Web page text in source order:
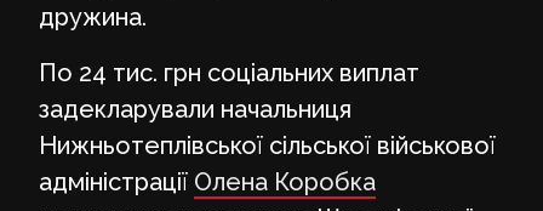
дружина.
По 24 тис. грн соціальних виплат
задекларували начальниця
Нижньотеплівської сільської військової
адміністрації Олена Коробка